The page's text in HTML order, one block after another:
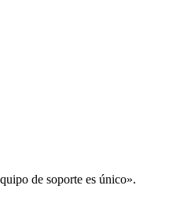
de soporte es único».